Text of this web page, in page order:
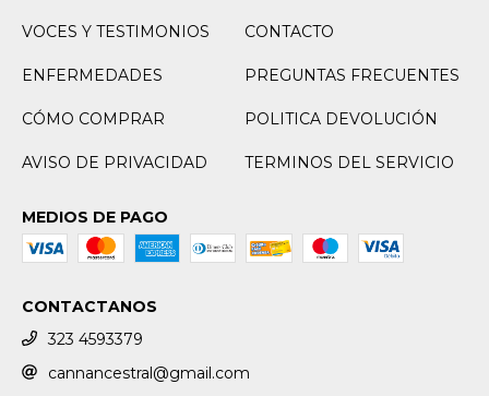
VOCES Y TESTIMONIOS CONTACTO
ENFERMEDADES PREGUNTAS FRECUENTES
CÓMO COMPRAR POLITICA DEVOLUCIÓN
AVISO DE PRIVACIDAD TERMINOS DEL SERVICIO
MEDIOS DE PAGO
CONTACTANOS
323 4593379
cannancestral@gmail.com